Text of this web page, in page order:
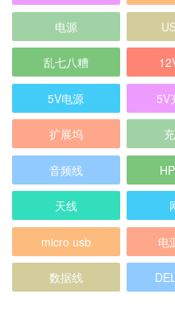
电源
乱七八糟
5V电源 5V
扩展坞
音频线
天线
micro usb 电
数据线